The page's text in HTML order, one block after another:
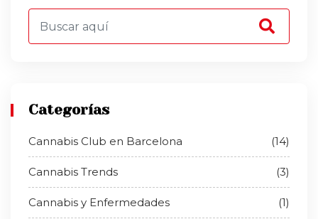
Categorías
Cannabis Club en Barcelona (14)
Cannabis Trends (3)
Cannabis y Enfermedades (1)